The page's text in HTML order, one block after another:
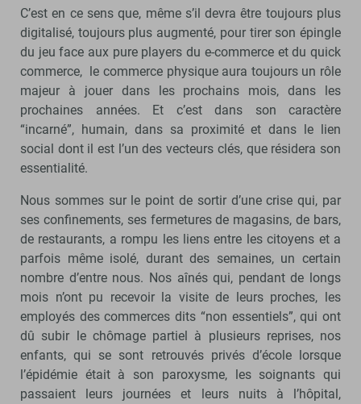
C’est en ce sens que, même s’il devra être toujours plus
digitalisé, toujours plus augmenté, pour tirer son épingle
du jeu face aux pure players du e-commerce et du quick
commerce, le commerce physique aura toujours un rôle
majeur à jouer dans les prochains mois, dans les
prochaines années. Et c’est dans son caractère
“incarné”, humain, dans sa proximité et dans le lien
social dont il est l’un des vecteurs clés, que résidera son
essentialité.
Nous sommes sur le point de sortir d’une crise qui, par
ses confinements, ses fermetures de magasins, de bars,
de restaurants, a rompu les liens entre les citoyens et a
parfois même isolé, durant des semaines, un certain
nombre d’entre nous. Nos aînés qui, pendant de longs
mois n’ont pu recevoir la visite de leurs proches, les
employés des commerces dits “non essentiels”, qui ont
dû subir le chômage partiel à plusieurs reprises, nos
enfants, qui se sont retrouvés privés d’école lorsque
l’épidémie était à son paroxysme, les soignants qui
passaient leurs journées et leurs nuits à l’hôpital,